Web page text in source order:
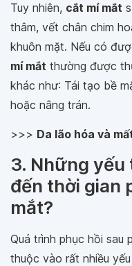
Tuy nhiên, cắt mí mắt
thâm, vết chân chim
khuôn mặt. Nếu có
mí mắt thường được
khác như: Tái tạo bề
hoặc nâng trán.
>>> Da lão hóa và
3. Những
đến thời gian
mắt?
Quá trình phục hồi sau
thuộc vào rất nhiều